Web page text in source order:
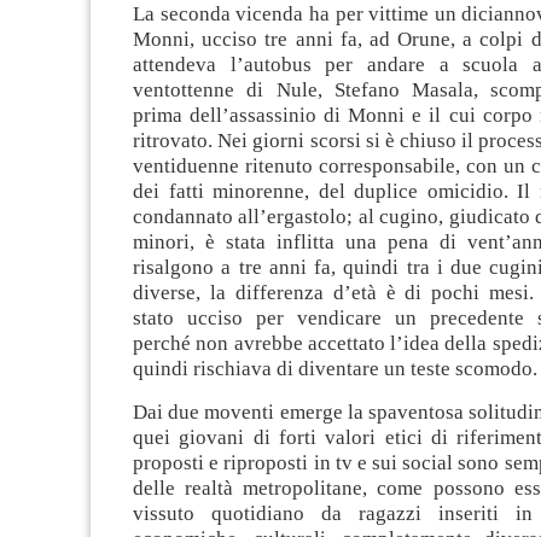
La seconda vicenda ha per vittime un
Monni, ucciso tre anni fa, ad Orune, a colpi
attendeva l’autobus per andare a
ventottenne di Nule, Stefano Masala,
prima dell’assassinio di Monni e il cui corpo
ritrovato. Nei giorni scorsi si è chiuso il
ventiduenne ritenuto corresponsabile, con un
dei fatti minorenne, del duplice omicidio. Il
condannato all’ergastolo; al cugino, giudicato
minori, è stata inflitta una pena di
risalgono a tre anni fa, quindi tra i due
diverse, la differenza d’età è di pochi mesi.
stato ucciso per vendicare un precedente
perché non avrebbe accettato l’idea della
quindi rischiava di diventare un teste scomodo.
Dai due moventi emerge la spaventosa
quei giovani di forti valori etici di
proposti e riproposti in tv e sui social sono
delle realtà metropolitane, come possono
vissuto quotidiano da ragazzi inseriti in